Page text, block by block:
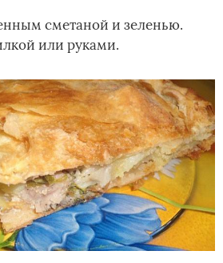
сметаной и зеленью.
или руками.